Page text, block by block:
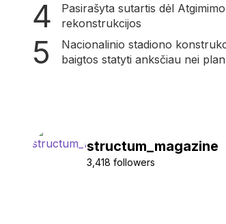
Pasirašyta sutartis dėl
rekonstrukcijos
Nacionalinio stadiono
baigtos statyti anksčiau nei
structum_magazine
3,418 followers